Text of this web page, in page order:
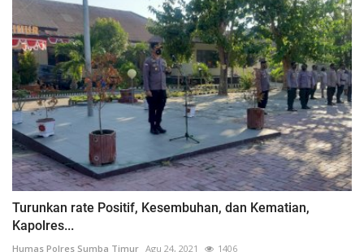
Turunkan rate Positif, Kesembuhan, dan Kematian,
Kapolres...
Humas Polres Sumba Timur Agu 24, 2021 1406